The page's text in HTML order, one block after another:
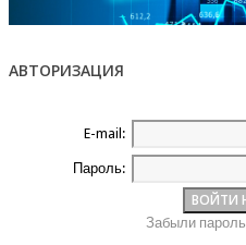
АВТОРИЗАЦИЯ
E-mail:
Пароль:
Забыли пароль